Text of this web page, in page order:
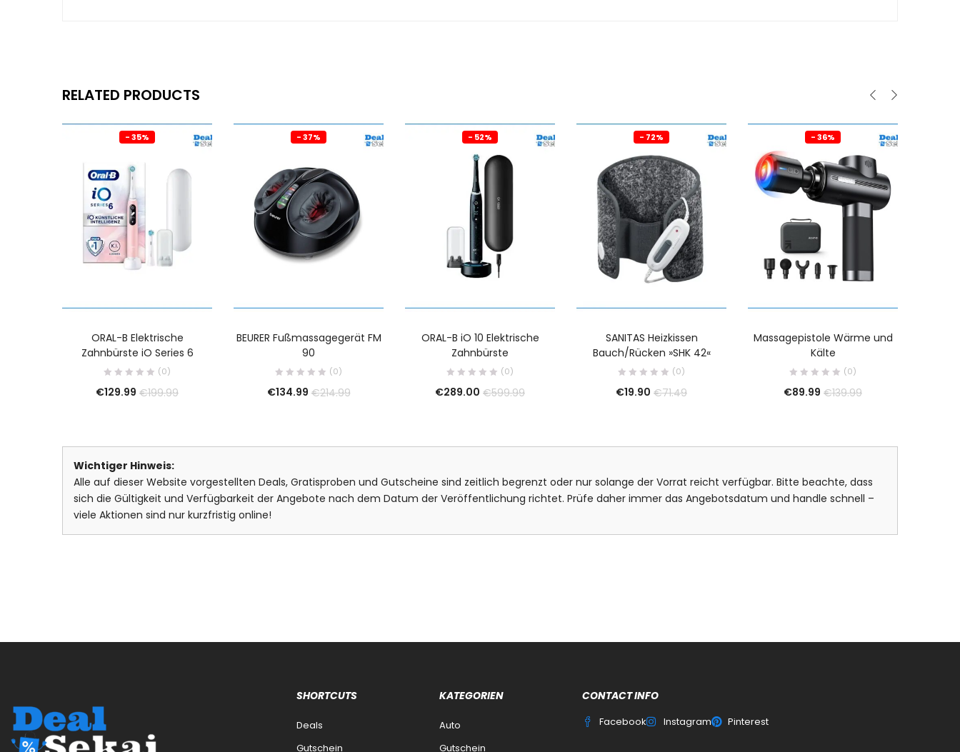
RELATED PRODUCTS
- 35%
ORAL-B Elektrische
Zahnbürste iO Series 6
(0)
€129.99 €199.99
- 37%
BEURER Fußmassagegerät FM
90
(0)
€134.99 €214.99
- 52%
ORAL-B iO 10 Elektrische
Zahnbürste
(0)
€289.00 €599.99
- 72%
SANITAS Heizkissen
Bauch/Rücken »SHK 42«
(0)
€19.90 €71.49
- 36%
Massagepistole Wärme und
Kälte
(0)
€89.99 €139.99
Wichtiger Hinweis:
Alle auf dieser Website vorgestellten Deals, Gratisproben und Gutscheine sind zeitlich begrenzt oder nur solange der Vorrat reicht verfügbar. Bitte beachte, dass
sich die Gültigkeit und Verfügbarkeit der Angebote nach dem Datum der Veröffentlichung richtet. Prüfe daher immer das Angebotsdatum und handle schnell –
viele Aktionen sind nur kurzfristig online!
SHORTCUTS
Deals
Gutschein
KATEGORIEN
Auto
Gutschein
CONTACT INFO
Facebook Instagram Pinterest